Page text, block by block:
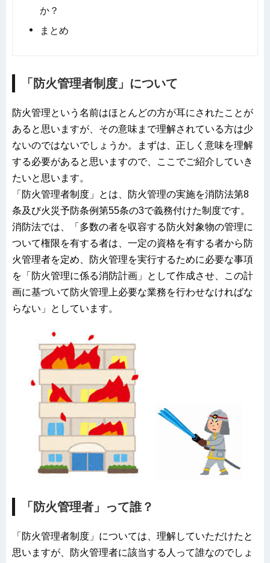
か？
まとめ
「防火管理者制度」について
防火管理という名前はほとんどの方が耳にされたことが
あると思いますが、その意味まで理解されている方は少
ないのではないでしょうか。まずは、正しく意味を理解
する必要があると思いますので、ここでご紹介していき
たいと思います。
「防火管理者制度」とは、防火管理の実施を消防法第8
条及び火災予防条例第55条の3で義務付けた制度です。
消防法では、「多数の者を収容する防火対象物の管理に
ついて権限を有する者は、一定の資格を有する者から防
火管理者を定め、防火管理を実行するために必要な事項
を「防火管理に係る消防計画」として作成させ、この計
画に基づいて防火管理上必要な業務を行わせなければな
らない」としています。
「防火管理者」って誰？
「防火管理者制度」については、理解していただけたと
思いますが、防火管理者に該当する人って誰なのでしょ